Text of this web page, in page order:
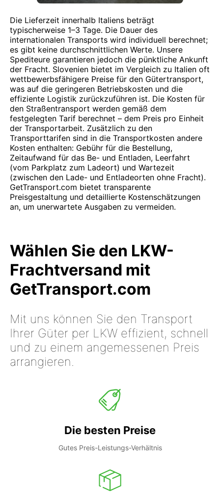
Die Lieferzeit innerhalb Italiens beträgt
typischerweise 1–3 Tage. Die Dauer des
internationalen Transports wird individuell berechnet;
es gibt keine durchschnittlichen Werte. Unsere
Spediteure garantieren jedoch die pünktliche Ankunft
der Fracht. Slovenien bietet im Vergleich zu Italien oft
wettbewerbsfähigere Preise für den Gütertransport,
was auf die geringeren Betriebskosten und die
effiziente Logistik zurückzuführen ist. Die Kosten für
den Straßentransport werden gemäß dem
festgelegten Tarif berechnet – dem Preis pro Einheit
der Transportarbeit. Zusätzlich zu den
Transporttarifen sind in die Transportkosten andere
Kosten enthalten: Gebühr für die Bestellung,
Zeitaufwand für das Be- und Entladen, Leerfahrt
(vom Parkplatz zum Ladeort) und Wartezeit
(zwischen den Lade- und Entladeorten ohne Fracht).
GetTransport.com bietet transparente
Preisgestaltung und detaillierte Kostenschätzungen
an, um unerwartete Ausgaben zu vermeiden.
Wählen Sie den LKW-
Frachtversand mit
GetTransport.com
Mit uns können Sie den Transport
Ihrer Güter per LKW effizient, schnell
und zu einem angemessenen Preis
arrangieren.
Die besten Preise
Gutes Preis-Leistungs-Verhältnis